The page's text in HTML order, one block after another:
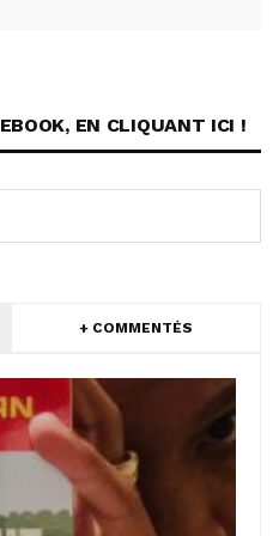
EN CLIQUANT ICI !
+ COMMENTÉS